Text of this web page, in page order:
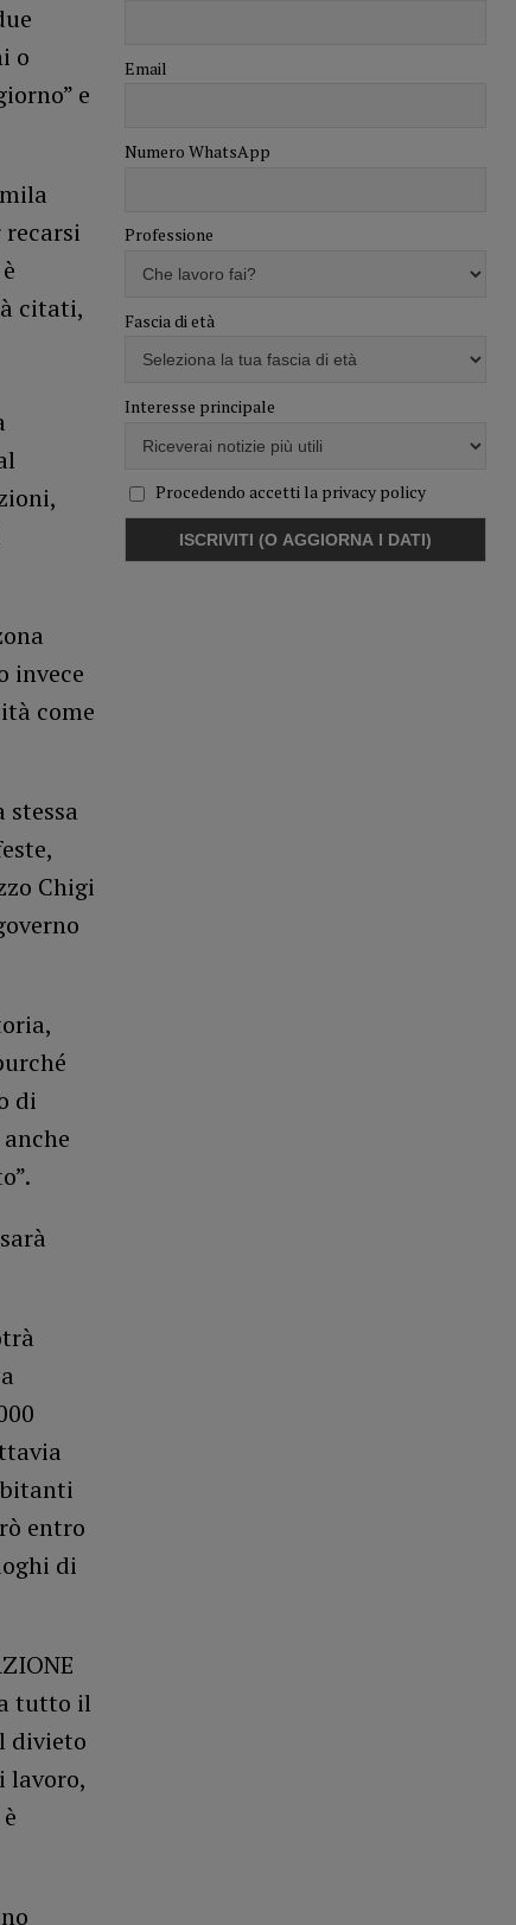
o
e
citati,
invece
come
stessa
Chigi
di
entro
di
tutto il
divieto
lavoro,
Email
Numero WhatsApp
Professione
Fascia di età
Interesse principale
Procedendo accetti la privacy policy